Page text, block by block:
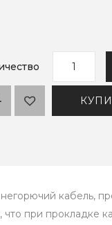
кабель,
при прокладке